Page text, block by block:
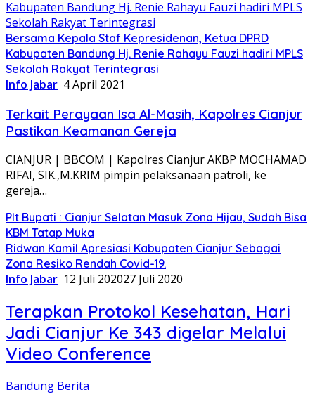
Bersama Kepala Staf Kepresidenan, Ketua DPRD
Kabupaten Bandung Hj. Renie Rahayu Fauzi hadiri MPLS
Sekolah Rakyat Terintegrasi
Info Jabar 4 April 2021
Terkait Perayaan Isa Al-Masih, Kapolres Cianjur
Pastikan Keamanan Gereja
CIANJUR | BBCOM | Kapolres Cianjur AKBP MOCHAMAD
RIFAI, SIK.,M.KRIM pimpin pelaksanaan patroli, ke
gereja…
Plt Bupati : Cianjur Selatan Masuk Zona Hijau, Sudah Bisa
KBM Tatap Muka
Ridwan Kamil Apresiasi Kabupaten Cianjur Sebagai
Zona Resiko Rendah Covid-19.
Info Jabar 12 Juli 202027 Juli 2020
Terapkan Protokol Kesehatan, Hari
Jadi Cianjur Ke 343 digelar Melalui
Video Conference
Bandung Berita